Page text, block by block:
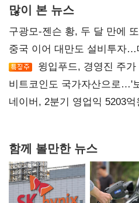
많이 본 뉴스
구광모-젠슨 황, 두 달 만에
중국 이어 대만도 설비투자…
윙입푸드, 경영진 주
비트코인도 국가자산으로…'
숙제
네이버, 2분기 영업익 5203
함께 볼만한 뉴스